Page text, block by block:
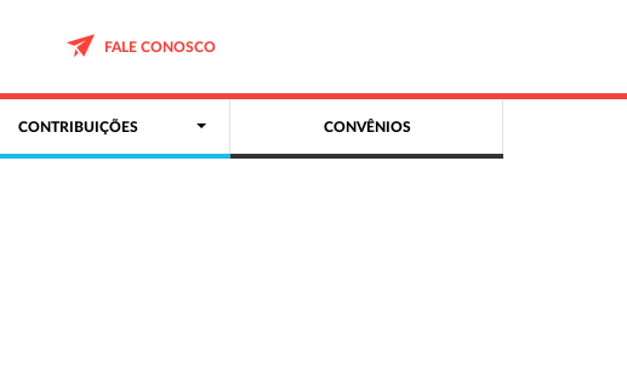
FALE CONOSCO
CONTRIBUIÇÕES CONVÊNIOS